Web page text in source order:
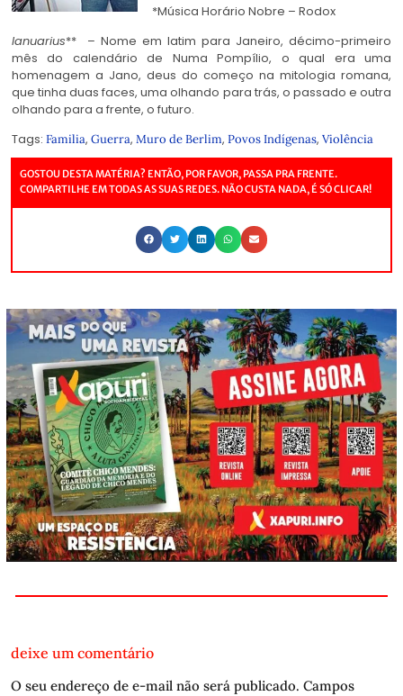
*Música Horário Nobre – Rodox
Ianuarius** – Nome em latim para Janeiro, décimo-primeiro
mês do calendário de Numa Pompílio, o qual era uma
homenagem a Jano, deus do começo na mitologia romana,
que tinha duas faces, uma olhando para trás, o passado e outra
olhando para a frente, o futuro.
Tags: Familia, Guerra, Muro de Berlim, Povos Indígenas, Violência
GOSTOU DESTA MATÉRIA? ENTÃO, POR FAVOR, PASSA PRA FRENTE.
COMPARTILHE EM TODAS AS SUAS REDES. NÃO CUSTA NADA, É SÓ CLICAR!
deixe um comentário
O seu endereço de e-mail não será publicado. Campos